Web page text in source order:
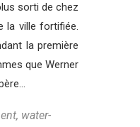
sorti de chez
la ville fortifiée.
la première
que Werner
water-